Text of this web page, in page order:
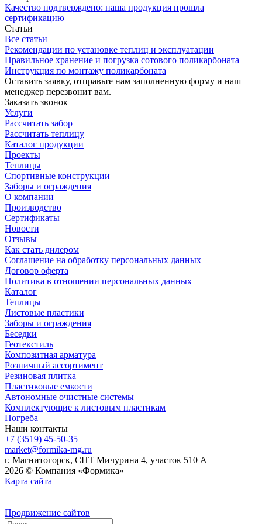
Качество подтверждено: наша продукция прошла
сертификацию
Статьи
Все статьи
Рекомендации по установке теплиц и эксплуатации
Правильное хранение и погрузка сотового поликарбоната
Инструкция по монтажу поликарбоната
Оставить заявку, отправьте нам заполненную форму и наш
менеджер перезвонит вам.
Заказать звонок
Услуги
Рассчитать забор
Рассчитать теплицу
Каталог продукции
Проекты
Теплицы
Спортивные конструкции
Заборы и ограждения
О компании
Производство
Сертификаты
Новости
Отзывы
Как стать дилером
Соглашение на обработку персональных данных
Договор оферта
Политика в отношении персональных данных
Каталог
Теплицы
Листовые пластики
Заборы и ограждения
Беседки
Геотекстиль
Композитная арматура
Розничный ассортимент
Резиновая плитка
Пластиковые емкости
Автономные очистные системы
Комплектующие к листовым пластикам
Погреба
Наши контакты
+7 (3519) 45-50-35
market@formika-mg.ru
г. Магнитогорск, СНТ Мичурина 4, участок 510 А
2026 © Компания «Формика»
Карта сайта
Продвижение сайтов